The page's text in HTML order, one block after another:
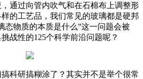
通过向管内吹气和在石棉布上调整形
的工艺品，我们常见的玻璃都是硬邦
态物质的本质是什么”这一问题会被
战性的125个科学前沿问题呢？
科研搞糊涂了？其实并不是举个很常